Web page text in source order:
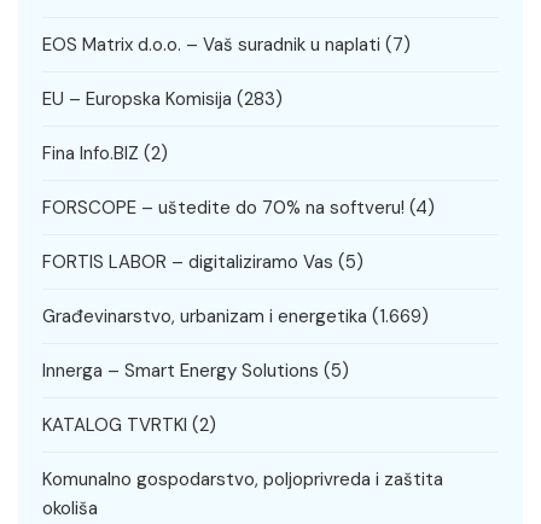
EOS Matrix d.o.o. – Vaš suradnik u naplati (7)
EU – Europska Komisija (283)
Fina Info.BIZ (2)
FORSCOPE – uštedite do 70% na softveru! (4)
FORTIS LABOR – digitaliziramo Vas (5)
Građevinarstvo, urbanizam i energetika (1.669)
Innerga – Smart Energy Solutions (5)
KATALOG TVRTKI (2)
Komunalno gospodarstvo, poljoprivreda i zaštita
okoliša